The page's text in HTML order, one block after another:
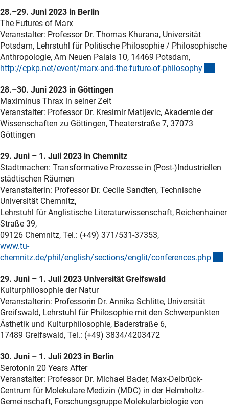
28.–29. Juni 2023 in Berlin
The Futures of Marx
Veranstalter: Professor Dr. Thomas Khurana, Universität
Potsdam, Lehrstuhl für Politische Philosophie / Philosophische
Anthropologie, Am Neuen Palais 10, 14469 Potsdam,
http://cpkp.net/event/marx-and-the-future-of-philosophy
28.–30. Juni 2023 in Göttingen
Maximinus Thrax in seiner Zeit
Veranstalter: Professor Dr. Kresimir Matijevic, Akademie der
Wissenschaften zu Göttingen, Theaterstraße 7, 37073
Göttingen
29. Juni – 1. Juli 2023 in Chemnitz
Stadtmachen: Transformative Prozesse in (Post-)Industriellen
städtischen Räumen
Veranstalterin: Professor Dr. Cecile Sandten, Technische
Universität Chemnitz,
Lehrstuhl für Anglistische Literaturwissenschaft, Reichenhainer
Straße 39,
09126 Chemnitz, Tel.: (+49) 371/531-37353,
www.tu-
chemnitz.de/phil/english/sections/englit/conferences.php
29. Juni – 1. Juli 2023 Universität Greifswald
Kulturphilosophie der Natur
Veranstalterin: Professorin Dr. Annika Schlitte, Universität
Greifswald, Lehrstuhl für Philosophie mit den Schwerpunkten
Ästhetik und Kulturphilosophie, Baderstraße 6,
17489 Greifswald, Tel.: (+49) 3834/4203472
30. Juni – 1. Juli 2023 in Berlin
Serotonin 20 Years After
Veranstalter: Professor Dr. Michael Bader, Max-Delbrück-
Centrum für Molekulare Medizin (MDC) in der Helmholtz-
Gemeinschaft, Forschungsgruppe Molekularbiologie von